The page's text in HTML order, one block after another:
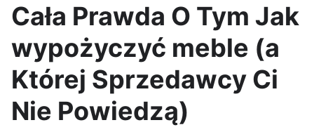
Cała Prawda O Tym Jak
wypożyczyć meble (a
Której Sprzedawcy Ci
Nie Powiedzą)